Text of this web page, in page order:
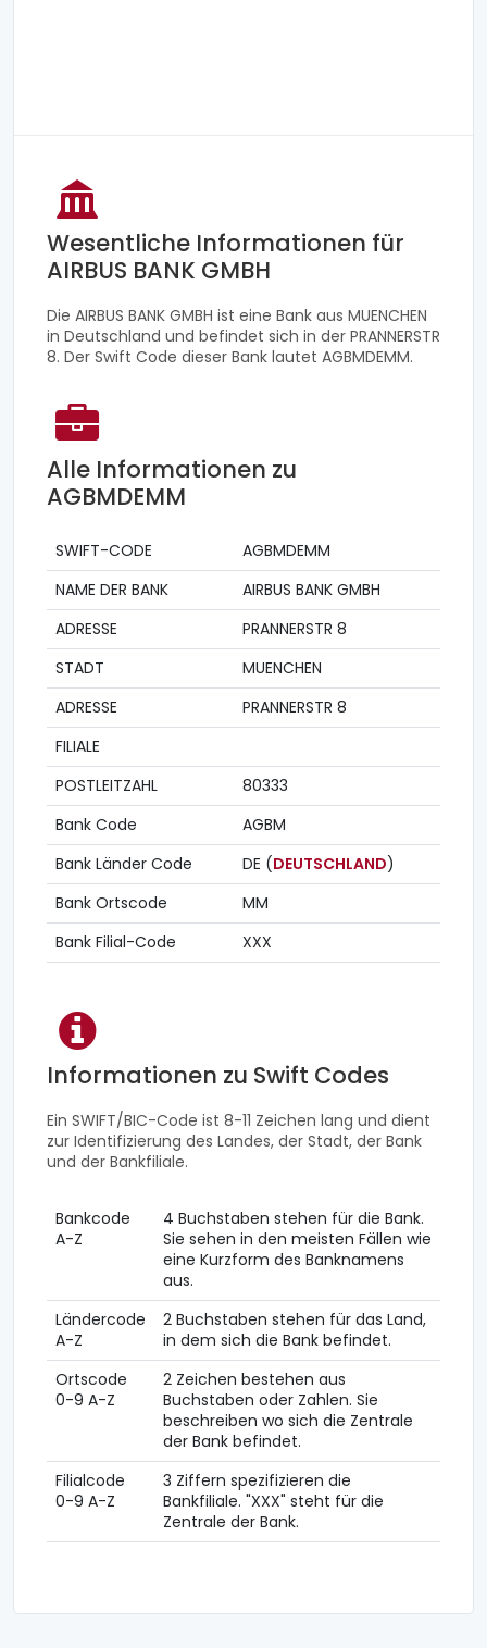
Wesentliche Informationen für
AIRBUS BANK GMBH
Die AIRBUS BANK GMBH ist eine Bank aus MUENCHEN
in Deutschland und befindet sich in der PRANNERSTR
8. Der Swift Code dieser Bank lautet AGBMDEMM.
Alle Informationen zu
AGBMDEMM
SWIFT-CODE
AGBMDEMM
NAME DER BANK
AIRBUS BANK GMBH
ADRESSE
PRANNERSTR 8
STADT
MUENCHEN
ADRESSE
PRANNERSTR 8
FILIALE
POSTLEITZAHL
80333
Bank Code
AGBM
Bank Länder Code
DE (DEUTSCHLAND)
Bank Ortscode
MM
Bank Filial-Code
XXX
Informationen zu Swift Codes
Ein SWIFT/BIC-Code ist 8-11 Zeichen lang und dient
zur Identifizierung des Landes, der Stadt, der Bank
und der Bankfiliale.
Bankcode
A-Z
4 Buchstaben stehen für die Bank.
Sie sehen in den meisten Fällen wie
eine Kurzform des Banknamens
aus.
Ländercode
A-Z
2 Buchstaben stehen für das Land,
in dem sich die Bank befindet.
Ortscode
0-9 A-Z
2 Zeichen bestehen aus
Buchstaben oder Zahlen. Sie
beschreiben wo sich die Zentrale
der Bank befindet.
Filialcode
0-9 A-Z
3 Ziffern spezifizieren die
Bankfiliale. "XXX" steht für die
Zentrale der Bank.